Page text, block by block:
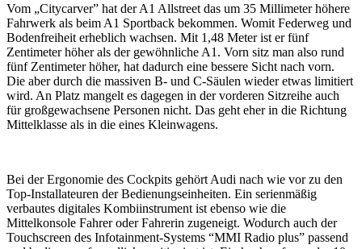
Vom „Citycarver” hat der A1 Allstreet das um 35 Millimeter höhere
Fahrwerk als beim A1 Sportback bekommen. Womit Federweg und
Bodenfreiheit erheblich wachsen. Mit 1,48 Meter ist er fünf
Zentimeter höher als der gewöhnliche A1. Vorn sitz man also rund
fünf Zentimeter höher, hat dadurch eine bessere Sicht nach vorn.
Die aber durch die massiven B- und C-Säulen wieder etwas limitiert
wird. An Platz mangelt es dagegen in der vorderen Sitzreihe auch
für großgewachsene Personen nicht. Das geht eher in die Richtung
Mittelklasse als in die eines Kleinwagens.
Bei der Ergonomie des Cockpits gehört Audi nach wie vor zu den
Top-Installateuren der Bedienungseinheiten. Ein serienmäßig
verbautes digitales Kombiinstrument ist ebenso wie die
Mittelkonsole Fahrer oder Fahrerin zugeneigt. Wodurch auch der
Touchscreen des Infotainment-Systems “MMI Radio plus” passend